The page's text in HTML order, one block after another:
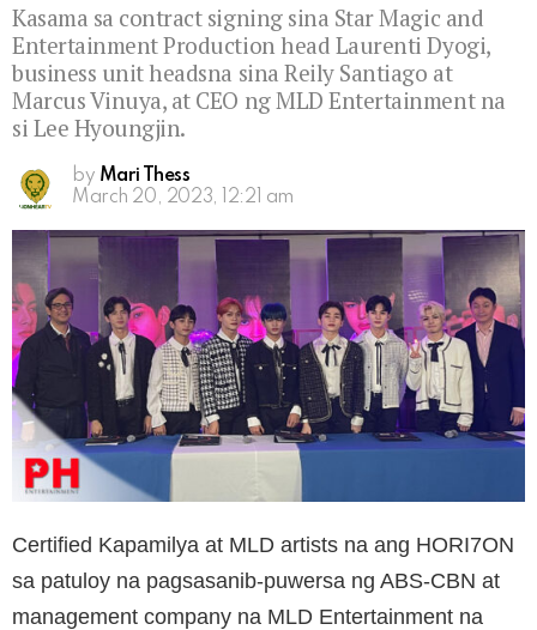
Kasama sa contract signing sina Star Magic and
Entertainment Production head Laurenti Dyogi,
business unit headsna sina Reily Santiago at
Marcus Vinuya, at CEO ng MLD Entertainment na
si Lee Hyoungjin.
by Mari Thess
March 20, 2023, 12:21 am
Certified Kapamilya at MLD artists na ang HORI7ON
sa patuloy na pagsasanib-puwersa ng ABS-CBN at
management company na MLD Entertainment na